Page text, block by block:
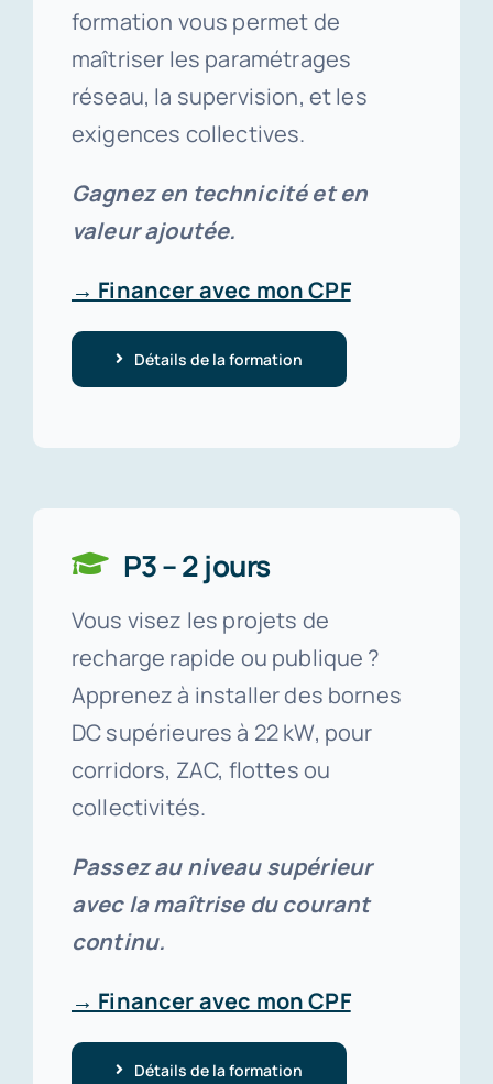
formation vous permet de
maîtriser les paramétrages
réseau, la supervision, et les
exigences collectives.
Gagnez en technicité et en
valeur ajoutée.
→ Financer avec mon CPF
Détails de la formation
P3 – 2 jours
Vous visez les projets de
recharge rapide ou publique ?
Apprenez à installer des bornes
DC supérieures à 22 kW, pour
corridors, ZAC, flottes ou
collectivités.
Passez au niveau supérieur
avec la maîtrise du courant
continu.
→ Financer avec mon CPF
Détails de la formation